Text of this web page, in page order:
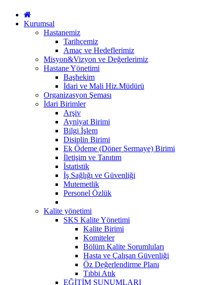
Kurumsal
Hastanemiz
Tarihçemiz
Amaç ve Hedeflerimiz
Misyon&Vizyon ve Değerlerimiz
Hastane Yönetimi
Başhekim
İdari ve Mali Hiz.Müdürü
Organizasyon Şeması
İdari Birimler
Arşiv
Ayniyat Birimi
Bilgi İşlem
Disiplin Birimi
Ek Ödeme (Döner Sermaye) Birimi
İletişim ve Tanıtım
İstatistik
İş Sağlığı ve Güvenliği
Mutemetlik
Personel Özlük
Kalite yönetimi
SKS Kalite Yönetimi
Kalite Birimi
Komiteler
Bölüm Kalite Sorumluları
Hasta ve Çalışan Güvenliği
Öz Değerlendirme Planı
Tıbbi Atık
EĞİTİM SUNUMLARI